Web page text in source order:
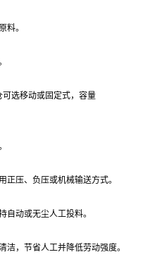
料。
选移动或固定式，容量
正压、负压或机械输送方式。
自动或无尘人工投料。
洁，节省人工并降低劳动强度。